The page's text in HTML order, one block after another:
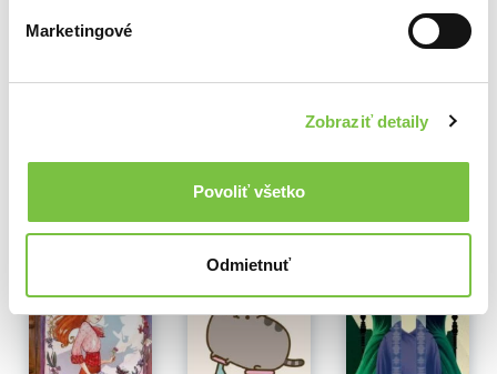
Marketingové
Zobraziť detaily
Povoliť všetko
Odmietnuť
9,79€
Charlotte Brontë
13,85€
Ďalšie z kategórie Beletria pre deti
Viac z tejto kategórie